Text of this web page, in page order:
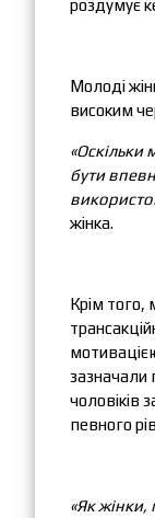
роздумує
Молоді
високим
«Оскільки
бути
жінка.
Крім того,
зазначали
чоловіків
певного
«Як жінки,